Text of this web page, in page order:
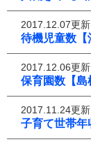
2017.12.07更新
待機児童数【
2017.12.06更新
保育園数【島
2017.11.24更新
子育て世帯年